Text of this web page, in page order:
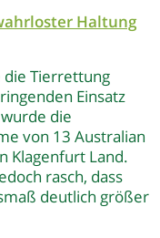
Haltung
die Tierrettung
Einsatz
die
von 13 Australian
Klagenfurt Land.
rasch, dass
deutlich größer